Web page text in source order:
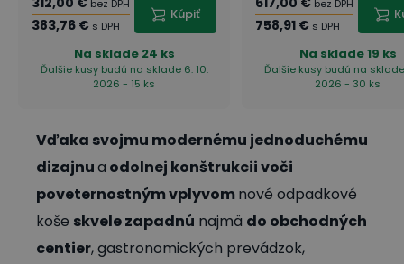
bez DPH
383,76 € s DPH
Kúpiť
Na sklade 24 ks
Ďalšie kusy budú na sklade 6. 10.
2026 - 15 ks
bez DPH
758,91 € s DPH
Na sklade19 ks
Ďalšie kusy budú na sklade
2026 - 30 ks
Vďaka svojmu modernému jednoduchému
dizajnua odolnej konštrukcii voči
poveternostným vplyvomnové odpadkové
koše skvele zapadnú najmä do obchodných
centier, gastronomických prevádzok,